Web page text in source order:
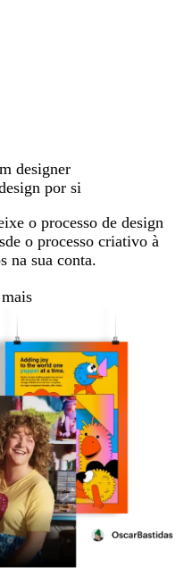
designer
por si
o processo de design
o processo criativo à
na sua conta.